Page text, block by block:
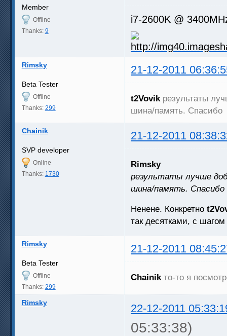
Member
Offline
Thanks: 9
i7-2600K @
Rimsky 21-12-2011
Beta Tester
Offline
Thanks: 299
t2Vovikрезультаты
шина/память. Спасибо
Chainik 21-12-2011
SVP developer
Online
Thanks: 1730
Rimsky
результаты лучше
шина/память. Спасибо
Ненене. Конкретно
так десятками, с
Rimsky 21-12-2011
Beta Tester
Offline
Thanks: 299
Chainik то-то я
Rimsky 22-12-2011
05:33:38)